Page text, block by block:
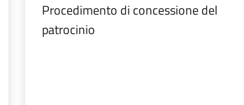
Procedimento di concessione del
patrocinio